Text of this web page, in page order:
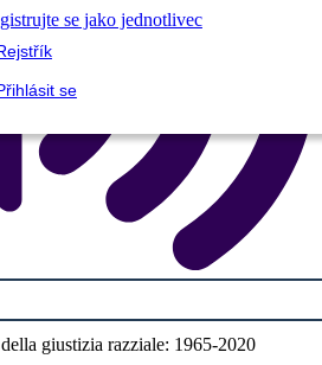
se jako jednotlivec
se